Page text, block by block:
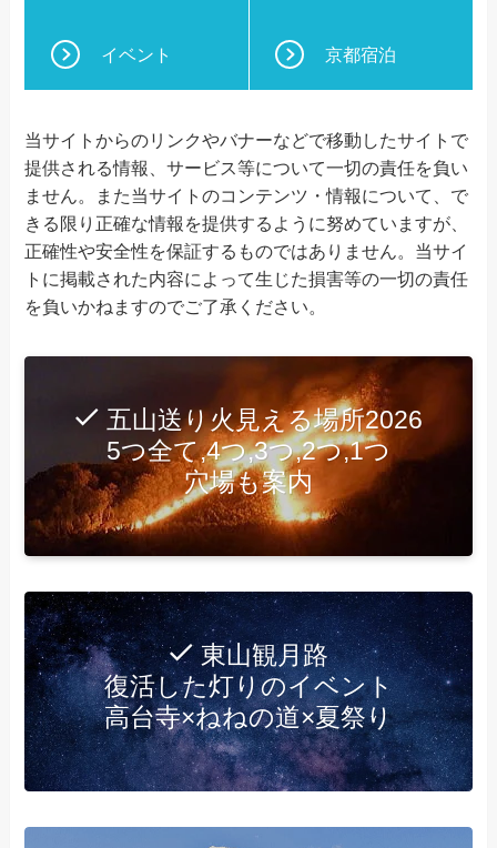
イベント 京都宿泊
当サイトからのリンクやバナーなどで移動したサイトで
提供される情報、サービス等について一切の責任を負い
ません。また当サイトのコンテンツ・情報について、で
きる限り正確な情報を提供するように努めていますが、
正確性や安全性を保証するものではありません。当サイ
トに掲載された内容によって生じた損害等の一切の責任
を負いかねますのでご了承ください。
五山送り火見える場所2026
5つ全て,4つ,3つ,2つ,1つ
穴場も案内
東山観月路
復活した灯りのイベント
高台寺×ねねの道×夏祭り